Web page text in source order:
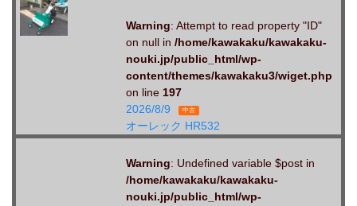
Warning: Attempt to read property "ID"
on null in /home/kawakaku/kawakaku-
nouki.jp/public_html/wp-
content/themes/kawakaku3/wiget.php
on line 197
2026/8/9
中古
オーレック HR532
Warning: Undefined variable $post in
/home/kawakaku/kawakaku-
nouki.jp/public_html/wp-